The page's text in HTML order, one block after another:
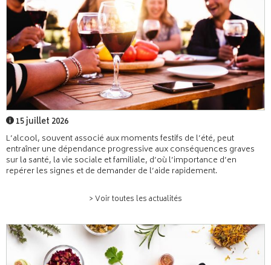
15 juillet 2026
L’alcool, souvent associé aux moments festifs de l’été, peut
entraîner une dépendance progressive aux conséquences graves
sur la santé, la vie sociale et familiale, d’où l’importance d’en
repérer les signes et de demander de l’aide rapidement.
> Voir toutes les actualités